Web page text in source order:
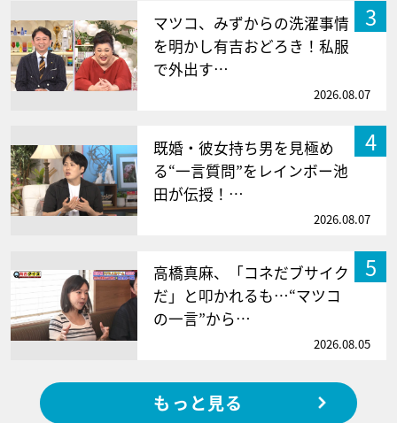
3
マツコ、みずからの洗濯事情
を明かし有吉おどろき！私服
で外出す…
2026.08.07
4
既婚・彼女持ち男を見極め
る“一言質問”をレインボー池
田が伝授！…
2026.08.07
5
高橋真麻、「コネだブサイク
だ」と叩かれるも…“マツコ
の一言”から…
2026.08.05
もっと見る